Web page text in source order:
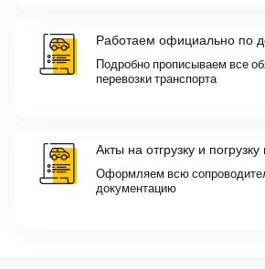
Работаем официально по
Подробно прописываем все
перевозки транспорта
Акты на отгрузку и погрузку
Оформляем всю
документацию